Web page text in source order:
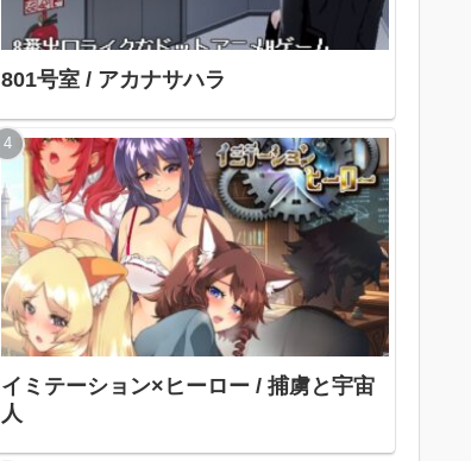
801号室 / アカナサハラ
イミテーション×ヒーロー / 捕虜と宇宙
人